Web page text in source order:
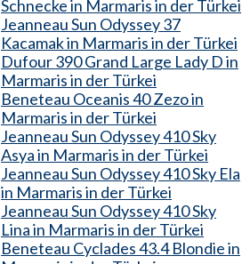
Schnecke in Marmaris in der Türkei
Jeanneau Sun Odyssey 37
Kacamak in Marmaris in der Türkei
Dufour 390 Grand Large Lady D in
Marmaris in der Türkei
Beneteau Oceanis 40 Zezo in
Marmaris in der Türkei
Jeanneau Sun Odyssey 410 Sky
Asya in Marmaris in der Türkei
Jeanneau Sun Odyssey 410 Sky Ela
in Marmaris in der Türkei
Jeanneau Sun Odyssey 410 Sky
Lina in Marmaris in der Türkei
Beneteau Cyclades 43.4 Blondie in